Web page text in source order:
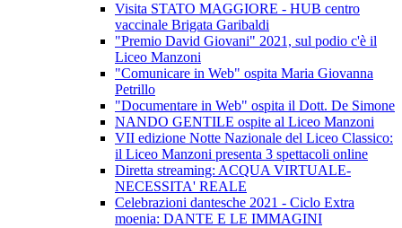
Visita STATO MAGGIORE - HUB centro
vaccinale Brigata Garibaldi
"Premio David Giovani" 2021, sul podio c'è il
Liceo Manzoni
"Comunicare in Web" ospita Maria Giovanna
Petrillo
"Documentare in Web" ospita il Dott. De Simone
NANDO GENTILE ospite al Liceo Manzoni
VII edizione Notte Nazionale del Liceo Classico:
il Liceo Manzoni presenta 3 spettacoli online
Diretta streaming: ACQUA VIRTUALE-
NECESSITA' REALE
Celebrazioni dantesche 2021 - Ciclo Extra
moenia: DANTE E LE IMMAGINI